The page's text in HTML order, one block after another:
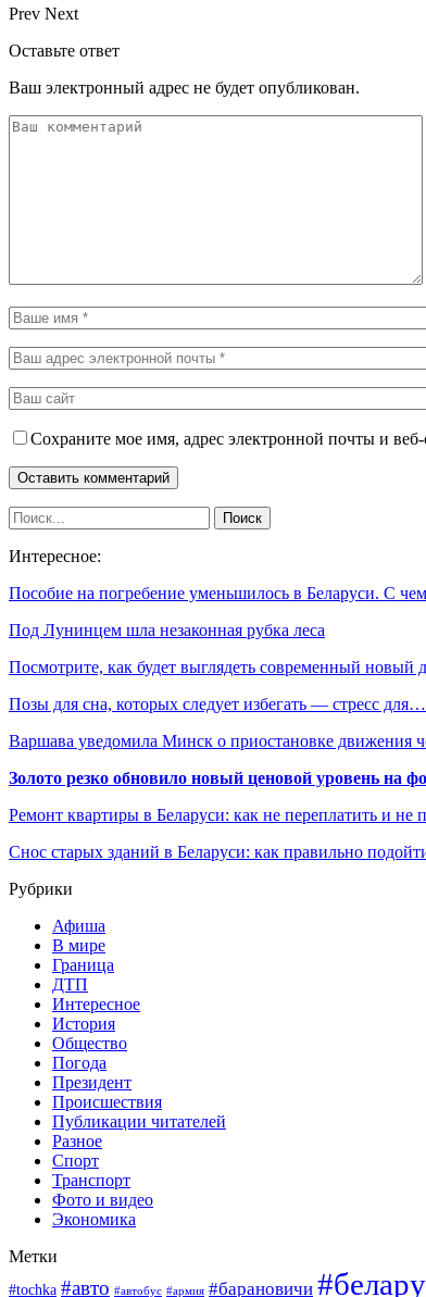
Prev Next
Оставьте ответ
Ваш электронный адрес не будет опубликован.
Сохраните мое имя, адрес электронной почты и
Интересное:
Пособие на погребение уменьшилось в Беларуси. С
Под Лунинцем шла незаконная рубка леса
Посмотрите, как будет выглядеть современный новый
Позы для сна, которых следует избегать — стресс для…
Варшава уведомила Минск о приостановке движения
Золото резко обновило новый ценовой уровень на
Ремонт квартиры в Беларуси: как не переплатить и не
Снос старых зданий в Беларуси: как правильно
Рубрики
Афиша
В мире
Граница
ДТП
Интересное
История
Общество
Погода
Президент
Происшествия
Публикации читателей
Разное
Спорт
Транспорт
Фото и видео
Экономика
Метки
#tochka #авто #автобус #армия #барановичи